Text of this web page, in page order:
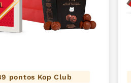
pontos Kop Club